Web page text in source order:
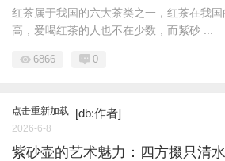
红茶属于我国的六大茶类之一，红茶在我
高，爱喝红茶的人也不在少数，而紫砂 ...
6866 0
点击重新加载 [db:作者]
2026-6-8
紫砂壶的艺术魅力：四方掇只清